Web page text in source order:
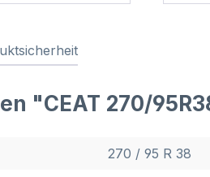
"CEAT 270/
270 / 95 R 38